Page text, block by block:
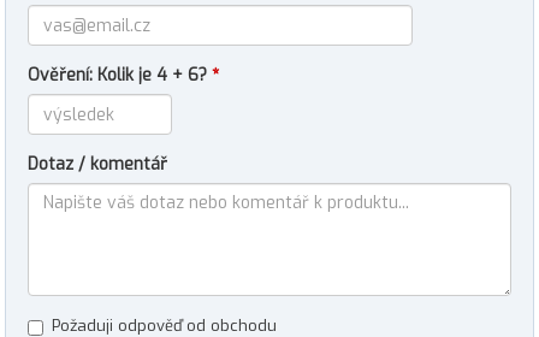
Ověření: Kolik je 4 + 6? *
Dotaz / komentář
Požaduji odpověď od obchodu